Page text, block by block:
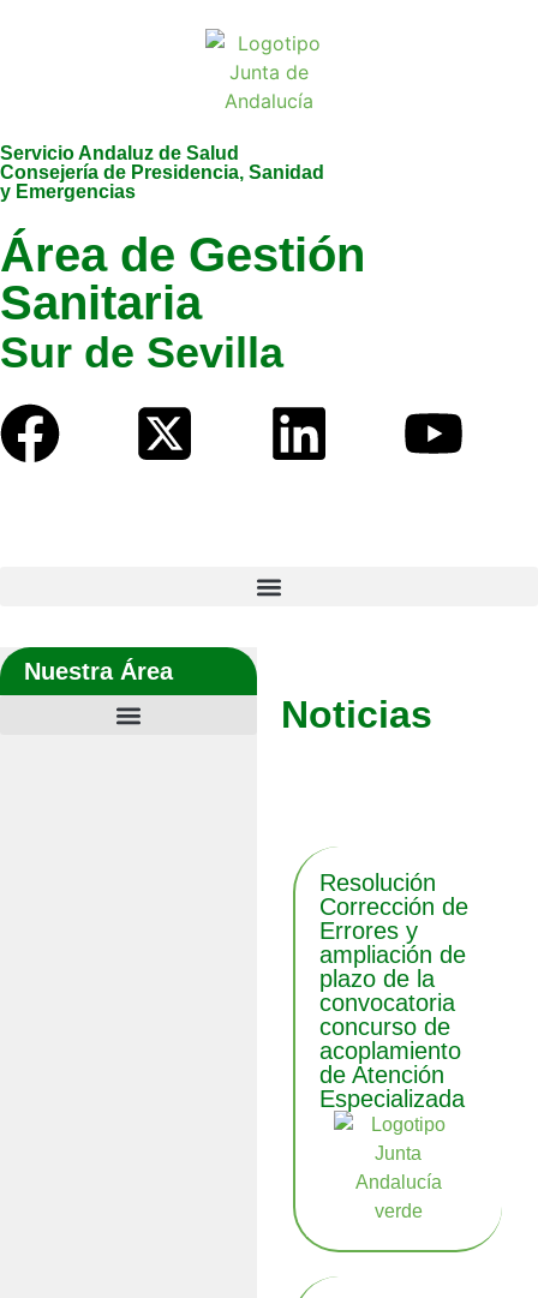
Servicio Andaluz de Salud
Consejería de Presidencia, Sanidad
y Emergencias
Área de Gestión
Sanitaria
Sur de Sevilla
Nuestra Área
Noticias
Resolución
Corrección de
Errores y
ampliación de
plazo de la
convocatoria
concurso de
acoplamiento
de Atención
Especializada